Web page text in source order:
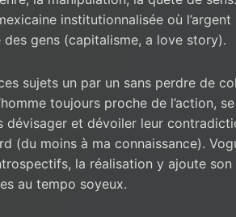
institutionnalisée où l’argent
gens (capitalisme, a love story).
sujets un par un sans perdre de
toujours proche de l’action,
dévisager et dévoiler leur
(du moins à ma connaissance).
la réalisation y ajoute
au tempo soyeux.